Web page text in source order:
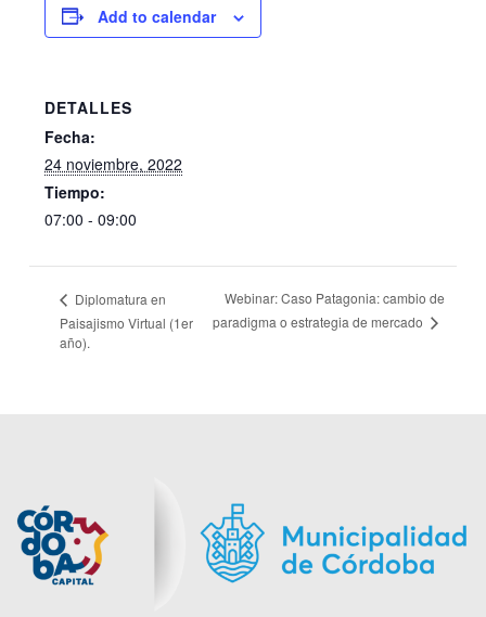
Add to calendar
DETALLES
Fecha:
24 noviembre, 2022
Tiempo:
07:00 - 09:00
Diplomatura en
Paisajismo Virtual (1er
año).
Webinar: Caso Patagonia: cambio de
paradigma o estrategia de mercado